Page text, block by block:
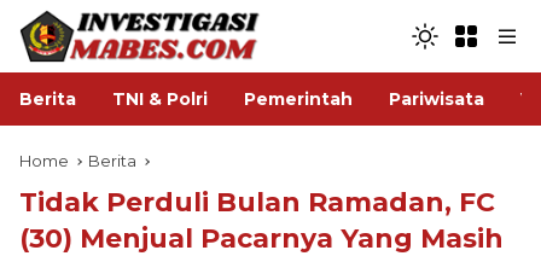
Berita TNI & Polri Pemerintah Pariwisata
Home Berita
Tidak Perduli Bulan Ramadan, FC
(30) Menjual Pacarnya Yang Masih